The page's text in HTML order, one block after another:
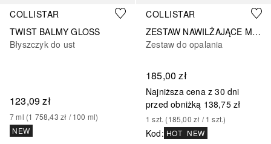
COLLISTAR
TWIST BALMY GLOSS
Błyszczyk do ust
123,09 zł
7 ml (1 758,43 zł / 100 ml)
NEW
COLLISTAR
ZESTAW NAWILŻAJĄCE MLECZKO DO OPALANIA TWARZ/CIAŁO SPF SPF 30 + NAWILŻAJĄCY KREM PO OPALANIU + KOSMETYCZKA
Zestaw do opalania
185,00 zł
Najniższa cena z 30 dni
przed obniżką 138,75 zł
1 szt. (185,00 zł / 1 szt.)
Kod: HOT NEW
+10